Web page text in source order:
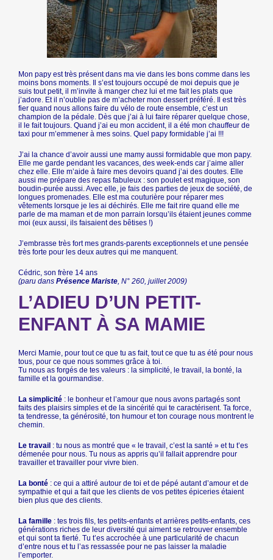
Mon papy est très présent dans ma vie dans les bons comme dans les
moins bons moments. Il s’est toujours occupé de moi depuis que je
suis tout petit, il m’invite à manger chez lui et me fait les plats que
j’adore. Et il n’oublie pas de m’acheter mon dessert préféré. Il est très
fier quand nous allons faire du vélo de route ensemble, c’est un
champion de la pédale. Dès que j’ai à lui faire réparer quelque chose,
il le fait toujours. Quand j’ai eu mon accident, il a été mon chauffeur de
taxi pour m’emmener à mes soins. Quel papy formidable j’ai !!!
J’ai la chance d’avoir aussi une mamy aussi formidable que mon papy.
Elle me garde pendant les vacances, des week-ends car j’aime aller
chez elle. Elle m’aide à faire mes devoirs quand j’ai des doutes. Elle
aussi me prépare des repas fabuleux : son poulet est magique, son
boudin-purée aussi. Avec elle, je fais des parties de jeux de société, de
longues promenades. Elle est ma couturière pour réparer mes
vêtements lorsque je les ai déchirés. Elle me fait rire quand elle me
parle de ma maman et de mon parrain lorsqu’ils étaient jeunes comme
moi (eux aussi, ils faisaient des bêtises !)
J’embrasse très fort mes grands-parents exceptionnels et une pensée
très forte pour les deux autres qui me manquent.
Cédric, son frère 14 ans
(paru dansPrésence Mariste , N° 260, juillet 2009)
L’ADIEU D’UN PETIT-
ENFANT À SA MAMIE
Merci Mamie, pour tout ce que tu as fait, tout ce que tu as été pour nous
tous, pour ce que nous sommes grâce à toi.
Tu nous as forgés de tes valeurs : la simplicité, le travail, la bonté, la
famille et la gourmandise.
La simplicité : le bonheur et l’amour que nous avons partagés sont
faits des plaisirs simples et de la sincérité qui te caractérisent. Ta force,
ta tendresse, ta générosité, ton humour et ton courage nous montrent le
chemin.
Le travail : tu nous as montré que « le travail, c’est la santé » et tu t’es
démenée pour nous. Tu nous as appris qu’il fallait apprendre pour
travailler et travailler pour vivre bien.
La bonté : ce qui a attiré autour de toi et de pépé autant d’amour et de
sympathie et qui a fait que les clients de vos petites épiceries étaient
bien plus que des clients.
La famille : tes trois fils, tes petits-enfants et arrières petits-enfants, ces
générations riches de leur diversité qui aiment se retrouver ensemble
et qui sont ta fierté. Tu t’es accrochée à une particularité de chacun
d’entre nous et tu l’as ressassée pour ne pas laisser la maladie
l’emporter.